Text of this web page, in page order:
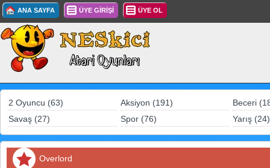
ANA SAYFA ÜYE GİRİŞİ ÜYE OL
2 Oyuncu (63) Aksiyon (191)
Beceri
Savaş (27)
Spor (76) Yarış (24)
Overlord